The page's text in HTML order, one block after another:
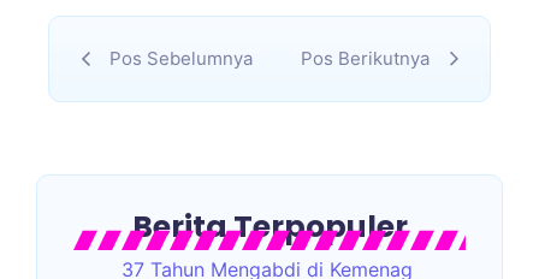
Pos Sebelumnya Pos Berikutnya
Berita Terpopuler
37 Tahun Mengabdi di Kemenag